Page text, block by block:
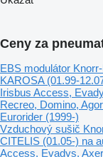
Ceny za
EBS modulátor
KAROSA (01.99-
Irisbus Access,
Recreo, Domino,
Eurorider (1999-)
Vzduchový sušič
CITELIS (01.05-) na
Access, Evadys,